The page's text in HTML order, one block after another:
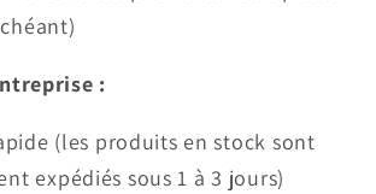
:
(les produits en stock sont
expédiés sous 1 à 3 jours)